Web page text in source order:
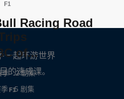
F1
Racing Road
一起环游世界
季 · 2 剧集
F1
of...
的速成课。
· 5 剧集